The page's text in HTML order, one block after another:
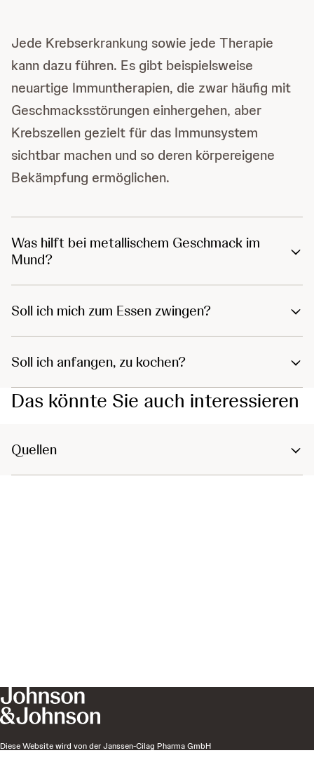
Jede Krebserkrankung sowie jede Therapie
kann dazu führen. Es gibt beispielsweise
neuartige Immuntherapien, die zwar häufig mit
Geschmacksstörungen einhergehen, aber
Krebszellen gezielt für das Immunsystem
sichtbar machen und so deren körpereigene
Bekämpfung ermöglichen.
Was hilft bei metallischem Geschmack im
Mund?
Soll ich mich zum Essen zwingen?
Soll ich anfangen, zu kochen?
Das könnte Sie auch interessieren
Quellen
Diese Website wird von der Janssen-Cilag Pharma GmbH